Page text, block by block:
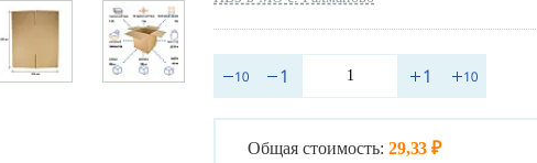
Общая стоимость: 29,33 ₽